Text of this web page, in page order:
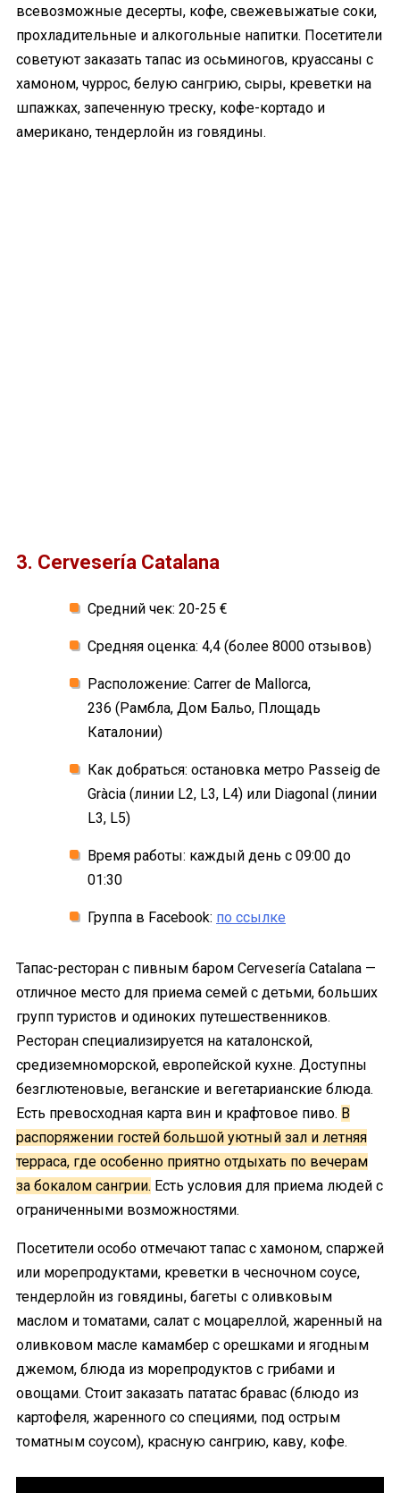
всевозможные десерты, кофе, свежевыжатые соки,
прохладительные и алкогольные напитки. Посетители
советуют заказать тапас из осьминогов, круассаны с
хамоном, чуррос, белую сангрию, сыры, креветки на
шпажках, запеченную треску, кофе-кортадо и
американо, тендерлойн из говядины.
3. Cervesería Catalana
Средний чек: 20-25 €
Средняя оценка: 4,4 (более 8000 отзывов)
Расположение: Carrer de Mallorca,
236 (Рамбла, Дом Бальо, Площадь
Каталонии)
Как добраться: остановка метро Passeig de
Gràcia (линии L2, L3, L4) или Diagonal (линии
L3, L5)
Время работы: каждый день с 09:00 до
01:30
Группа в Facebook: по ссылке
Тапас-ресторан с пивным баром Cervesería Catalana —
отличное место для приема семей с детьми, больших
групп туристов и одиноких путешественников.
Ресторан специализируется на каталонской,
средиземноморской, европейской кухне. Доступны
безглютеновые, веганские и вегетарианские блюда.
Есть превосходная карта вин и крафтовое пиво. В
распоряжении гостей большой уютный зал и летняя
терраса, где особенно приятно отдыхать по вечерам
за бокалом сангрии. Есть условия для приема людей с
ограниченными возможностями.
Посетители особо отмечают тапас с хамоном, спаржей
или морепродуктами, креветки в чесночном соусе,
тендерлойн из говядины, багеты с оливковым
маслом и томатами, салат с моцареллой, жаренный на
оливковом масле камамбер с орешками и ягодным
джемом, блюда из морепродуктов с грибами и
овощами. Стоит заказать пататас бравас (блюдо из
картофеля, жаренного со специями, под острым
томатным соусом), красную сангрию, каву, кофе.